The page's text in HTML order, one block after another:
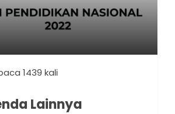
1439 kali
Lainnya